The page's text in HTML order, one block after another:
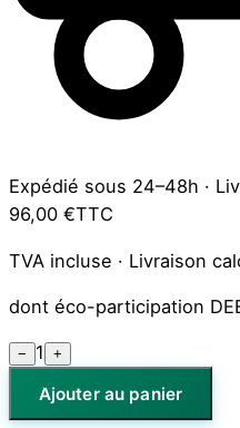
Expédié sous 24–48h ·
96,00 €TTC
TVA incluse · Livraison
dont éco-participation
− 1 +
Ajouter au panier